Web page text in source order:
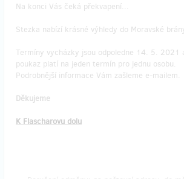
Na konci Vás čeká překvapení...
Stezka nabízí krásné výhledy do Moravské
Termíny vycházky jsou odpoledne 14. 5.
poukaz platí na jeden termín pro jednu osobu.
Podrobnější informace Vám zašleme e-mailem.
Děkujeme
K Flascharovu dolu